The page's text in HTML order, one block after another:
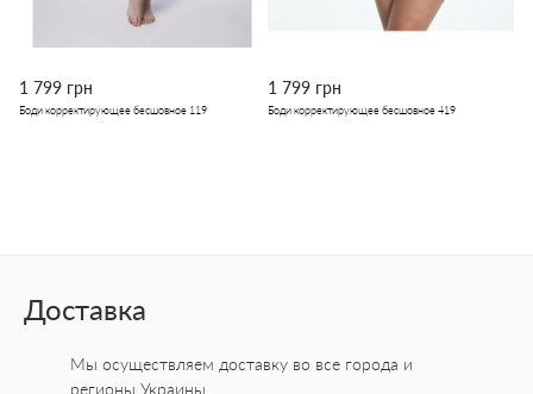
1 799 грн
Боди корректирующее бесшовное 119
1 799 грн
Боди корректирующее бесшовное 419
Доставка
Мы осуществляем доставку во все города и
регионы Украины.